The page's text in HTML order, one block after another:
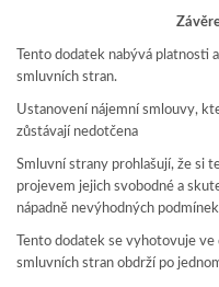
Tento dodatek nabývá platnosti
smluvních stran.
Ustanovení nájemní smlouvy,
zůstávají nedotčena
Smluvní strany prohlašují, že si
projevem jejich svobodné a
nápadně nevýhodných
Tento dodatek se vyhotovuje
smluvních stran obdrží po